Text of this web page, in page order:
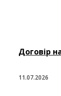
Договір
11.07.2026